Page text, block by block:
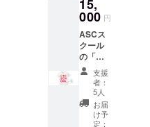
ト ◯感
謝のポ
カード
（L版サ
イズ）
ただき
ます。
世界を
代表す
る安床
ブラ
ザーズ
の滑り
はもち
ろん、
15,
000 円
ASCス
クール
の「オ
リジナ
ルTシャ
"CAMP
FIRE
Ver"」
支援
者：
5人
お届
け予
定：